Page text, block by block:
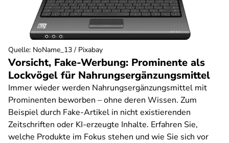
Vorsicht, Fake-Werbung: Prominente als
Lockvögel für Nahrungsergänzungsmittel
Immer wieder werden Nahrungsergänzungsmittel mit
Prominenten beworben – ohne deren Wissen. Zum
Beispiel durch Fake-Artikel in nicht existierenden
Zeitschriften oder KI-erzeugte Inhalte. Erfahren Sie,
welche Produkte im Fokus stehen und wie Sie sich vor
Quelle: NoName_13 / Pixabay